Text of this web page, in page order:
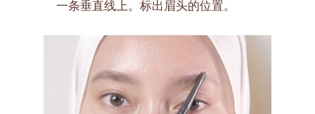
一条垂直线上。标出眉头的位置。